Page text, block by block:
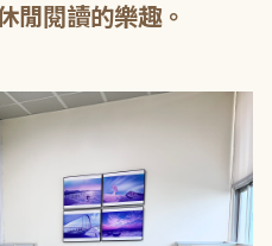
閒閱讀的樂趣。